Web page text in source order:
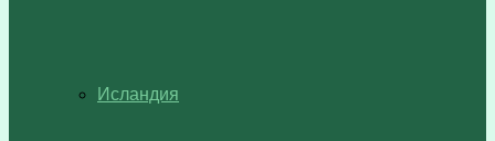
Исландия